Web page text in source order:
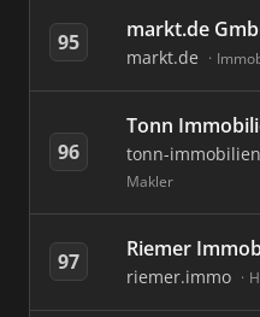
95 markt.de
markt.de
96
Tonn
tonn-
Makler
97 Riemer
riemer.immo